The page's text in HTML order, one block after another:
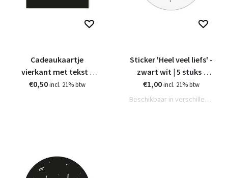
Cadeaukaartje
vierkant met tekst -
Een knuffel van papier
€0,50 incl. 21% btw
Sticker 'Heel veel liefs' -
zwart wit | 5 stuks |
4,5cm
€1,00 incl. 21% btw
Beschikbaar in verschillende varianten